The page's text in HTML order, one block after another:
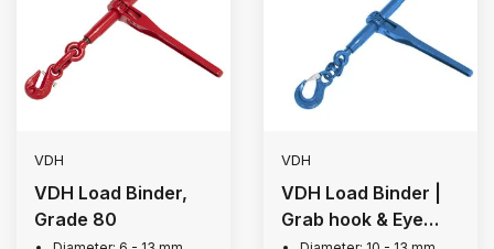
VDH
VDH Load Binder,
Grade 80
VDH
VDH Load Binder |
Grab hook & Eye